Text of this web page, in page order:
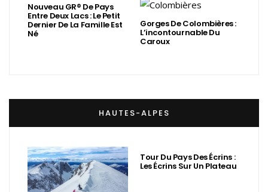
Nouveau GR® De Pays
Entre Deux Lacs : Le Petit
Dernier De La Famille Est
Né
Gorges De Colombières :
L’incontournable Du
Caroux
HAUTES-ALPES
Tour Du Pays Des Écrins :
Les Écrins Sur Un Plateau